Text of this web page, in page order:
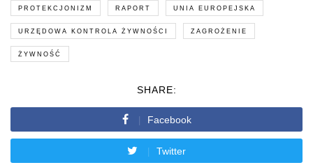
PROTEKCJONIZM RAPORT UNIA EUROPEJSKA
URZĘDOWA KONTROLA ŻYWNOŚCI ZAGROŻENIE
ŻYWNOŚĆ
SHARE:
Facebook
Twitter